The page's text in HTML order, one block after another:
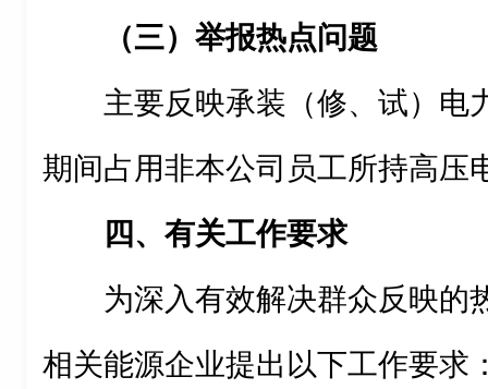
（三）举报热点问题
主要反映承装（修、试）电
期间占用非本公司员工所持高压
四、有关工作要求
为深入有效解决群众反映的
相关能源企业提出以下工作要求